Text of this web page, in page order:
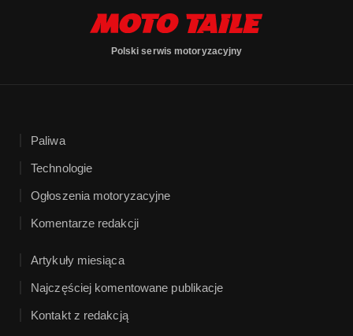
Polski serwis motoryzacyjny
Paliwa
Technologie
Ogłoszenia motoryzacyjne
Komentarze redakcji
Artykuły miesiąca
Najczęściej komentowane publikacje
Kontakt z redakcją